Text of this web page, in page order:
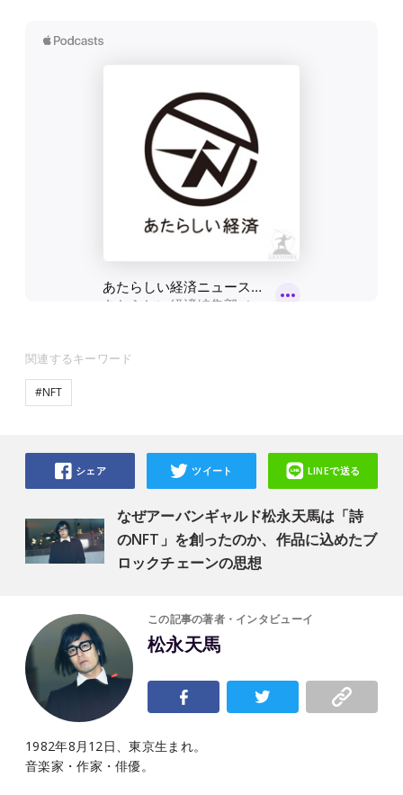
関連するキーワード
#NFT
なぜアーバンギャルド松永天馬は「詩
のNFT」を創ったのか、作品に込めたブ
ロックチェーンの思想
シェア ツイート LINEで送る
この記事の著者・インタビューイ
松永天馬
1982年8月12日、東京生まれ。
音楽家・作家・俳優。